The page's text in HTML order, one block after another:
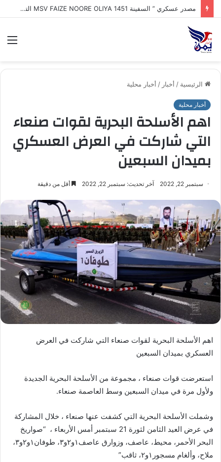
مصدر عسكري ” السفينة MSV FAIZE NOORE OLIYA 1451 التي ترفع علم الهند وتعرضت لهجوم بزورق مفخخ مجهول وغرقها في مياه البحر_الأحمر أثناء توجهها إلى ميناء المخا
الرئيسية / أخبار / أخبار محلية
أخبار محلية
اهم الأسلحة البحرية لقوات صنعاء
التي شاركت في العرض العسكري
بميدان السبعين
سبتمبر 22, 2022 آخر تحديث: سبتمبر 22, 2022 أقل من دقيقة
اهم الأسلحة البحرية لقوات صنعاء التي شاركت في العرض
العسكري بميدان السبعين
استعرضت قوات صنعاء ، مجموعة من الأسلحة البحرية الجديدة
ولأول مرة في ميدان السبعين وسط العاصمة صنعاء.
وشملت الأسلحة البحرية التي كشفت عنها صنعاء ، خلال المشاركة
في عرض العيد الثامن لثورة 21 سبتمبر أمس الأربعاء ، “صواريخ
البحر الأحمر، محيط، عاصف، وزوارق عاصف١و٢و٣، طوفان١و٢و٣،
ملاح، وألغام مسجور١و٢، ثاقب”